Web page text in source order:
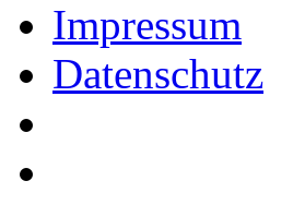
Impressum
Datenschutz